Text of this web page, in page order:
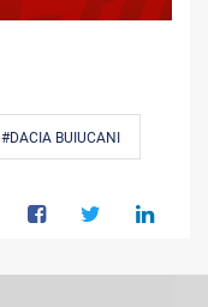
#DACIA BUIUCANI